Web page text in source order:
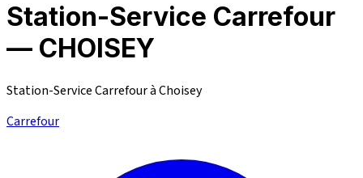
Station-Service Carrefour
— CHOISEY
Station-Service Carrefour à Choisey
Carrefour